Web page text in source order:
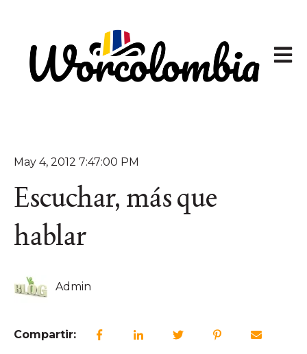
Abrir
May 4, 2012 7:47:00 PM
Escuchar, más que
hablar
Admin
Compartir: